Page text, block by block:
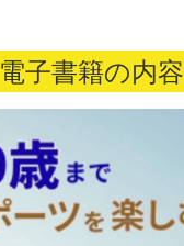
電子書籍の内容